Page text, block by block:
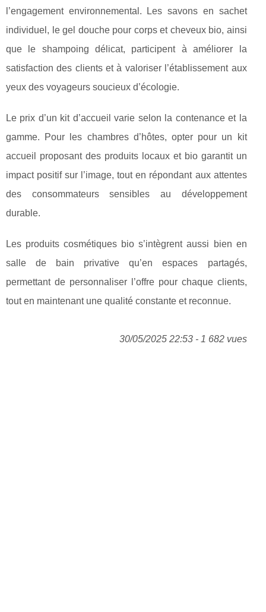
l’engagement environnemental. Les savons en sachet
individuel, le gel douche pour corps et cheveux bio, ainsi
que le shampoing délicat, participent à améliorer la
satisfaction des clients et à valoriser l’établissement aux
yeux des voyageurs soucieux d’écologie.
Le prix d’un kit d’accueil varie selon la contenance et la
gamme. Pour les chambres d’hôtes, opter pour un kit
accueil proposant des produits locaux et bio garantit un
impact positif sur l’image, tout en répondant aux attentes
des consommateurs sensibles au développement
durable.
Les produits cosmétiques bio s’intègrent aussi bien en
salle de bain privative qu’en espaces partagés,
permettant de personnaliser l’offre pour chaque clients,
tout en maintenant une qualité constante et reconnue.
30/05/2025 22:53 - 1 682 vues